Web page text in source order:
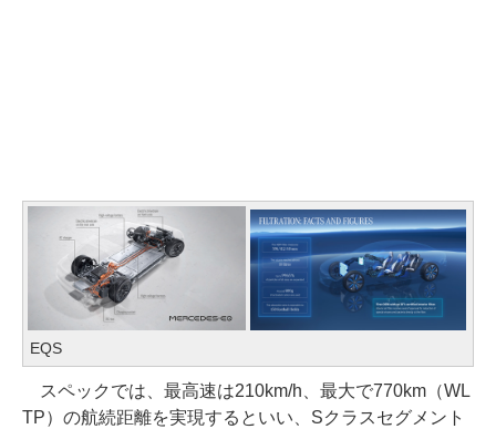
EQS
スペックでは、最高速は210km/h、最大で770km（WL
TP）の航続距離を実現するといい、Sクラスセグメント